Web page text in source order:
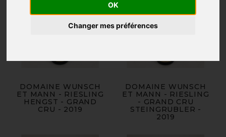
OK
Changer mes préférences
DOMAINE WUNSCH
ET MANN - RIESLING
HENGST - GRAND
CRU - 2019
DOMAINE WUNSCH
ET MANN - RIESLING
- GRAND CRU
STEINGRUBLER -
2019